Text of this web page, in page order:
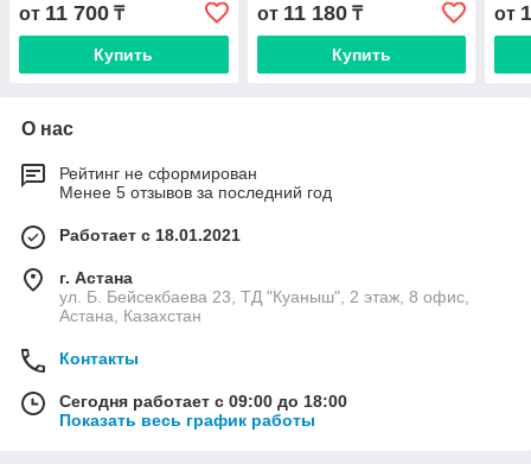
от 11 700 ₸
Купить
от 11 180₸
Купить
от
О нас
Рейтинг не сформирован
Менее 5 отзывов за последний год
Работает с 18.01.2021
г. Астана
ул. Б. Бейсекбаева 23, ТД "Куаныш", 2 этаж, 8 офис,
Астана, Казахстан
Контакты
Сегодня работает с 09:00 до 18:00
Показать весь график работы